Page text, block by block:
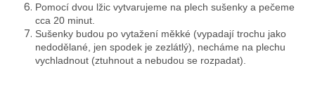
Pomocí dvou lžic vytvarujeme na plech sušenky a pečeme
cca 20 minut.
Sušenky budou po vytažení měkké (vypadají trochu jako
nedodělané, jen spodek je zezlátlý), necháme na plechu
vychladnout (ztuhnout a nebudou se rozpadat).